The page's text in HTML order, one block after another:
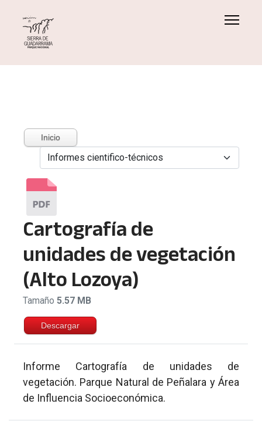
Inicio
Cartografía de
unidades de vegetación
(Alto Lozoya)
Tamaño 5.57 MB
Descargar
Informe Cartografía de unidades de
vegetación. Parque Natural de Peñalara y Área
de Influencia Socioeconómica.